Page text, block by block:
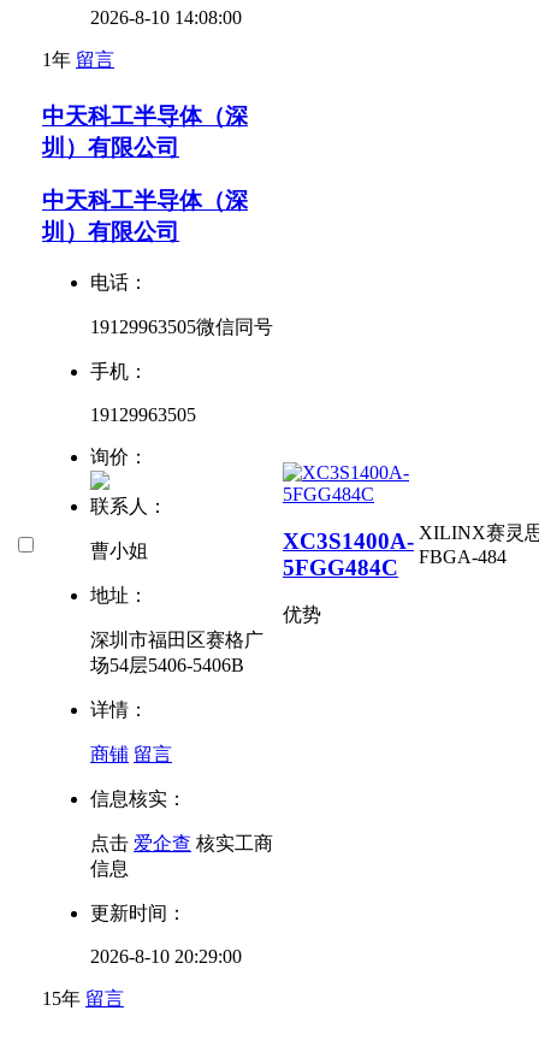
2026-8-10 14:08:00
1年 留言
中天科工半导体（深
圳）有限公司
中天科工半导体（深
圳）有限公司
电话：
19129963505微信同号
手机：
19129963505
询价：
联系人：
曹小姐
地址：
深圳市福田区赛格广
场54层5406-5406B
详情：
商铺 留言
信息核实：
点击 爱企查 核实工商
信息
更新时间：
2026-8-10 20:29:00
15年 留言
XC3S1400A-
5FGG484C
优势
XILINX赛灵
FBGA-484